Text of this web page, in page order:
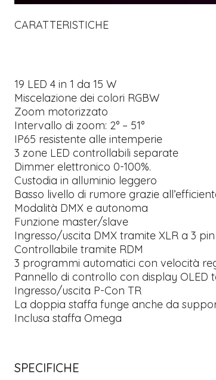
CARATTERISTICHE
19 LED 4 in 1 da 15 W
Miscelazione dei colori RGBW
Zoom motorizzato
Intervallo di zoom: 2° – 51°
IP65 resistente alle intemperie
3 zone LED controllabili separate
Dimmer elettronico 0-100%.
Custodia in alluminio leggero
Basso livello di rumore grazie
Modalità DMX e autonoma
Funzione master/slave
Ingresso/uscita DMX tramite XLR a 3 pin
Controllabile tramite RDM
3 programmi automatici con velocità
Pannello di controllo con display OLED
Ingresso/uscita P-Con TR
La doppia staffa funge anche da
Inclusa staffa Omega
SPECIFICHE